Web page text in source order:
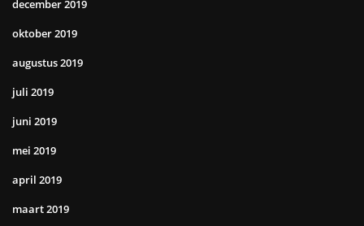
december 2019
oktober 2019
augustus 2019
juli 2019
juni 2019
mei 2019
april 2019
maart 2019